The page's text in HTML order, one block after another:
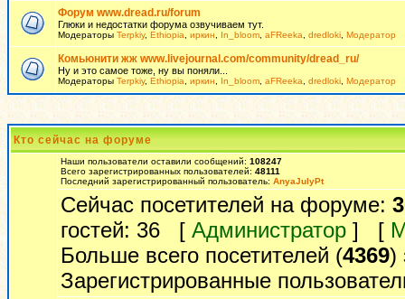
Форум www.dread.ru/forum
Глюки и недостатки форума озвучиваем тут.
Модераторы Terpkiy, Ethiopia иркин In_bloom aFReeka dredloki Модератор
Комьюнити жж www.livejournal.com/community/dread_ru/
Ну и это самое тоже, ну вы поняли...
Модераторы Terpkiy, Ethiopia иркин In_bloom aFReeka dredloki Модератор
Кто сейчас на форуме
Наши пользователи оставили сообщений: 108247
Всего зарегистрированных пользователей: 48111
Последний зарегистрированный пользователь: AnyaJulyPt
Сейчас посетителей на форуме:
гостей: 36 [ Администратор ] [
Больше всего посетителей (4369)
Зарегистрированные